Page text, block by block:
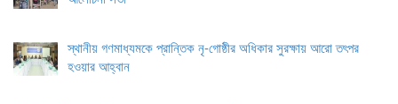
স্থানীয় গণমাধ্যমকে প্রান্তিক নৃ-গোষ্ঠীর অধিকার সুরক্ষায় আরো তৎপর
হওয়ার আহ্বান